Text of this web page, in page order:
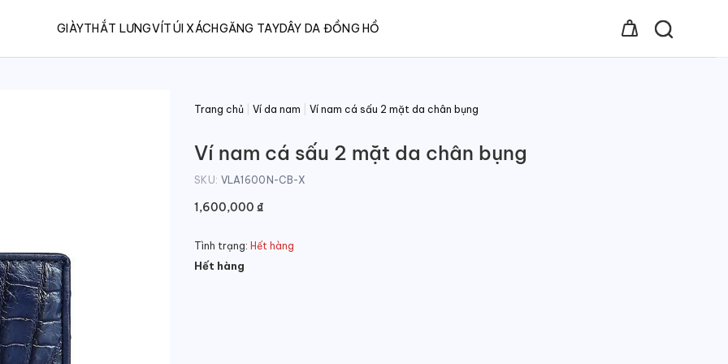
GIÀYTHẮT LƯNGVÍTÚI XÁCHGĂNG TAYDÂY DA ĐỒNG HỒ
Trang chủ Ví da nam Ví nam cá sấu 2 mặt da chân bụng
Ví nam cá sấu 2 mặt da chân bụng
SKU: VLA1600N-CB-X
1,600,000 ₫
Tình trạng: Hết hàng
Hết hàng